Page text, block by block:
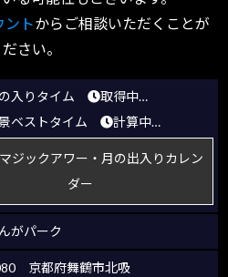
ントからご相談いただくことが
さい。
入りタイム
取得中…
ベストタイム
計算中…
ジックアワー・月の出入りカレン
ダー
がパーク
京都府舞鶴市北吸